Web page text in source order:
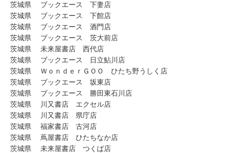
茨城県 ブックエース 下妻店
茨城県 ブックエース 下館店
茨城県 ブックエース 酒門店
茨城県 ブックエース 茨大前店
茨城県 未来屋書店 西代店
茨城県 ブックエース 日立鮎川店
茨城県 ＷｏｎｄｅｒＧＯＯ ひたち野うしく店
茨城県 ブックエース 坂東店
茨城県 ブックエース 勝田東石川店
茨城県 川又書店 エクセル店
茨城県 川又書店 県庁店
茨城県 福家書店 古河店
茨城県 蔦屋書店 ひたちなか店
茨城県 未来屋書店 つくば店